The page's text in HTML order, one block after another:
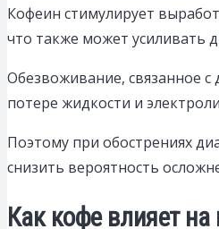
Кофеин стимулирует
что также может усиливать
Обезвоживание, связанное с
потере жидкости и
Поэтому при обострениях
снизить вероятность
Как кофе влияет